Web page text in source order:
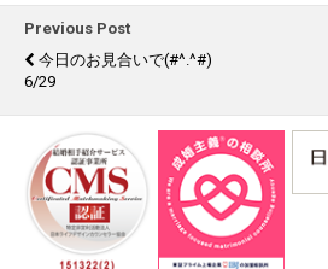
Previous Post
今日のお見合いで(#^.^#)
6/29